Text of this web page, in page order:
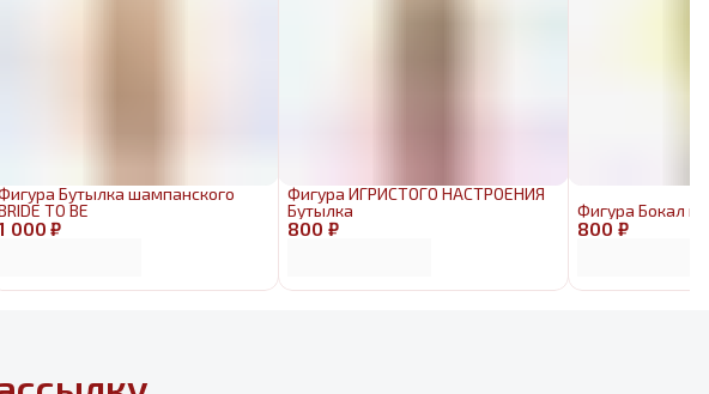
000 ₽
Бутылка шампанского
TO BE
800 ₽
Фигура ИГРИСТОГО НАСТРОЕНИЯ
Бутылка
800 ₽
Фигура Бокал